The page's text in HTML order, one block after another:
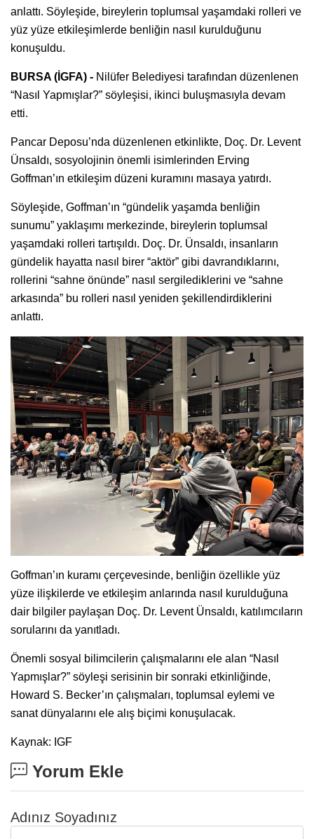
anlattı. Söyleşide, bireylerin toplumsal yaşamdaki rolleri ve
yüz yüze etkileşimlerde benliğin nasıl kurulduğunu
konuşuldu.
BURSA (İGFA) - Nilüfer Belediyesi tarafından düzenlenen
“Nasıl Yapmışlar?” söyleşisi, ikinci buluşmasıyla devam
etti.
Pancar Deposu’nda düzenlenen etkinlikte, Doç. Dr. Levent
Ünsaldı, sosyolojinin önemli isimlerinden Erving
Goffman’ın etkileşim düzeni kuramını masaya yatırdı.
Söyleşide, Goffman’ın “gündelik yaşamda benliğin
sunumu” yaklaşımı merkezinde, bireylerin toplumsal
yaşamdaki rolleri tartışıldı. Doç. Dr. Ünsaldı, insanların
gündelik hayatta nasıl birer “aktör” gibi davrandıklarını,
rollerini “sahne önünde” nasıl sergilediklerini ve “sahne
arkasında” bu rolleri nasıl yeniden şekillendirdiklerini
anlattı.
Goffman’ın kuramı çerçevesinde, benliğin özellikle yüz
yüze ilişkilerde ve etkileşim anlarında nasıl kurulduğuna
dair bilgiler paylaşan Doç. Dr. Levent Ünsaldı, katılımcıların
sorularını da yanıtladı.
Önemli sosyal bilimcilerin çalışmalarını ele alan “Nasıl
Yapmışlar?” söyleşi serisinin bir sonraki etkinliğinde,
Howard S. Becker’ın çalışmaları, toplumsal eylemi ve
sanat dünyalarını ele alış biçimi konuşulacak.
Kaynak: IGF
Yorum Ekle
Adınız Soyadınız